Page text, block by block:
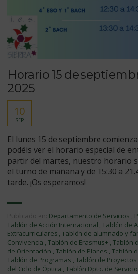
Horario 15 de
2025
10
SEP
El lunes 15 de septiembre
podéis ver el horario especial de
partir del martes, nuestro horario
el turno de mañana y de 15:30 a
tarde. ¡Os esperamos!
Publicado en: Departamento de Servicios ,
Tablón de Acción Internacional , Tablón de
Extracurriculares , Tablón de alumnado y
Convivencia , Tablón de Erasmus+ , Tablón
de Orientación , Tablón de Planes , Tablón
Tablón de Programas , Tablón de
del Ciclo de Óptica , Tablón Dpto. de